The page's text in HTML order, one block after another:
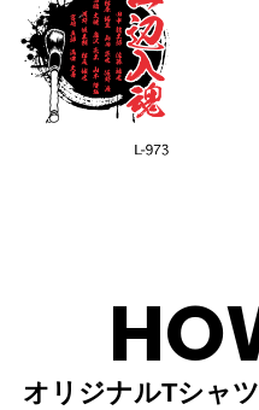
オリジナルTシャ